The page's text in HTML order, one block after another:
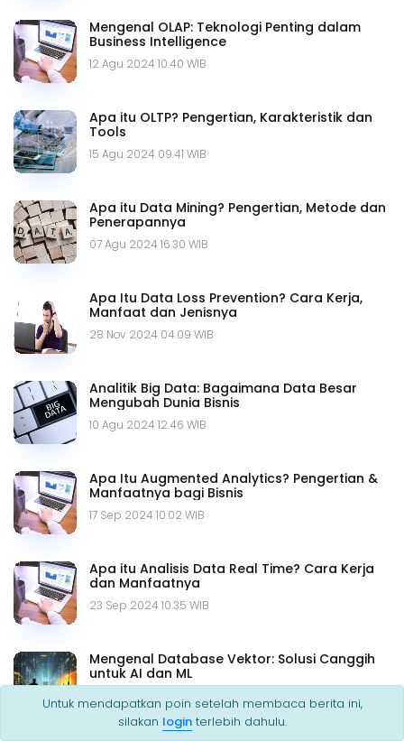
Mengenal OLAP: Teknologi Penting dalam
Business Intelligence
12 Agu 2024 10.40 WIB
Apa itu OLTP? Pengertian, Karakteristik dan
Tools
15 Agu 2024 09.41 WIB
Apa itu Data Mining? Pengertian, Metode dan
Penerapannya
07 Agu 2024 16.30 WIB
Apa Itu Data Loss Prevention? Cara Kerja,
Manfaat dan Jenisnya
28 Nov 2024 04.09 WIB
Analitik Big Data: Bagaimana Data Besar
Mengubah Dunia Bisnis
10 Agu 2024 12.46 WIB
Apa Itu Augmented Analytics? Pengertian &
Manfaatnya bagi Bisnis
17 Sep 2024 10.02 WIB
Apa itu Analisis Data Real Time? Cara Kerja
dan Manfaatnya
23 Sep 2024 10.35 WIB
Mengenal Database Vektor: Solusi Canggih
untuk AI dan ML
Untuk mendapatkan poin setelah membaca berita ini,
silakan loginterlebih dahulu.